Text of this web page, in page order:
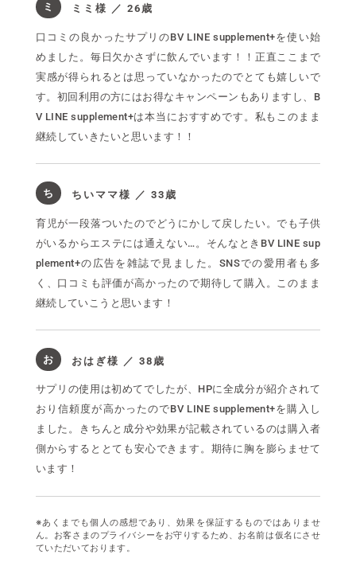
ミ ミミ様 ／ 26歳
口コミの良かったサプリのBV LINE supplement+を使い始
めました。毎日欠かさずに飲んでいます！！正直ここまで
実感が得られるとは思っていなかったのでとても嬉しいで
す。初回利用の方にはお得なキャンペーンもありますし、B
V LINE supplement+は本当におすすめです。私もこのまま
継続していきたいと思います！！
ち ちいママ様 ／ 33歳
育児が一段落ついたのでどうにかして戻したい。でも子供
がいるからエステには通えない…。そんなときBV LINE sup
plement+の広告を雑誌で見ました。SNSでの愛用者も多
く、口コミも評価が高かったので期待して購入。このまま
継続していこうと思います！
お おはぎ様 ／ 38歳
サプリの使用は初めてでしたが、HPに全成分が紹介されて
おり信頼度が高かったのでBV LINE supplement+を購入し
ました。きちんと成分や効果が記載されているのは購入者
側からするととても安心できます。期待に胸を膨らませて
います！
※あくまでも個人の感想であり、効果を保証するものではありませ
ん。お客さまのプライバシーをお守りするため、お名前は仮名にさせ
ていただいております。